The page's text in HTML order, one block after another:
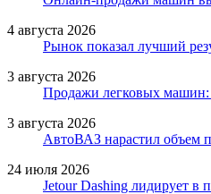
4 августа 2026
Рынок показал лучший
3 августа 2026
Продажи легковых машин:
3 августа 2026
АвтоВАЗ нарастил объем
24 июля 2026
Jetour Dashing лидирует в